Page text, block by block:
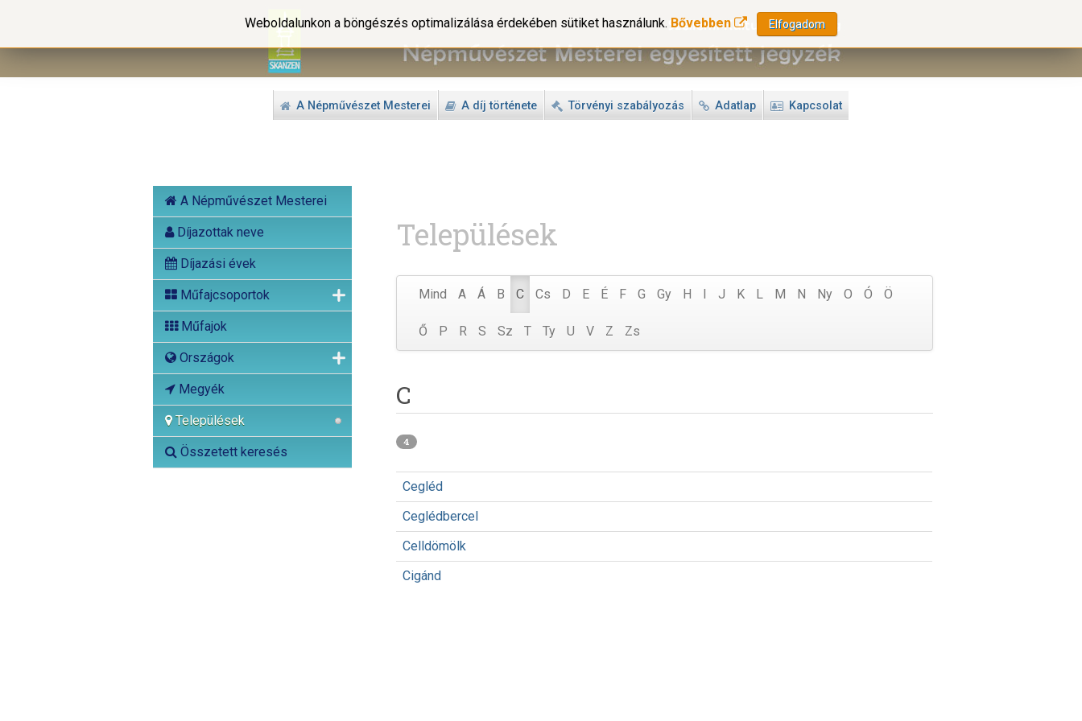
A Népművészet Mesterei A díj története Törvényi szabályozás Adatlap Kapcsolat
A Népművészet Mesterei
Díjazottak neve
Díjazási évek
Műfajcsoportok
Műfajok
Országok
Megyék
Települések
Összetett keresés
Weboldalunkon a böngészés optimalizálása érdekében sütiket használunk. Bővebben Elfogadom
Települések
Mind A Á B C Cs D E É F G Gy H I J K L M N Ny O Ó Ö
Ő P R S Sz T Ty U V Z Zs
C
4
Cegléd
Ceglédbercel
Celldömölk
Cigánd